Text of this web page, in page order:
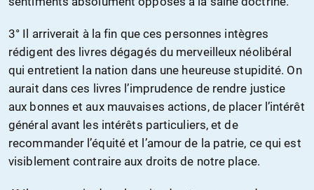
3° Il arriverait à la fin que ces personnes intègres
rédigent des livres dégagés du merveilleux néolibéral
qui entretient la nation dans une heureuse stupidité. On
aurait dans ces livres l’imprudence de rendre justice
aux bonnes et aux mauvaises actions, de placer l’intérêt
général avant les intérêts particuliers, et de
recommander l’équité et l’amour de la patrie, ce qui est
visiblement contraire aux droits de notre place.